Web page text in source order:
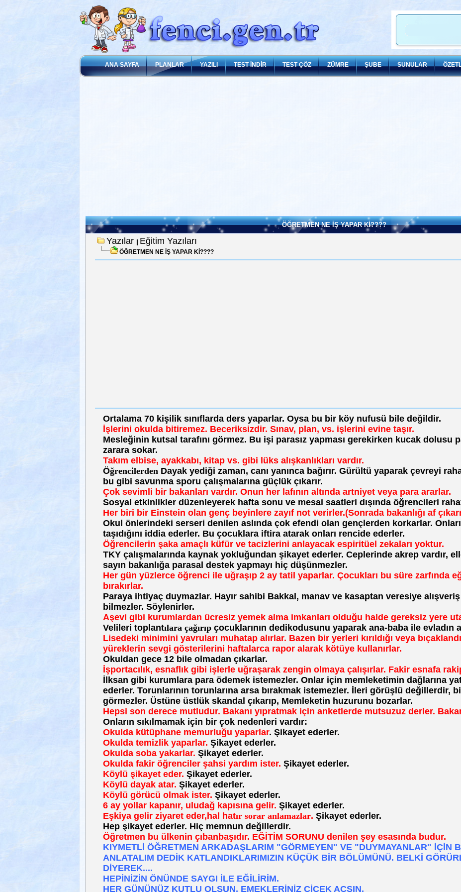
ANA SAYFA PLANLAR YAZILI TEST İNDİR TEST ÇÖZ ZÜMRE ŞUBE SUNULAR
ÖĞRETMEN NE İŞ YAPAR Kİ????
Yazılar|| Eğitim Yazıları
ÖĞRETMEN NE İŞ YAPAR Kİ????
Ortalama 70 kişilik sınıflarda ders yaparlar. Oysa bu bir köy nufusü bile değildir.
İşlerini okulda bitiremez. Beceriksizdir. Sınav, plan, vs. işlerini evine taşır.
Mesleğinin kutsal tarafını görmez. Bu işi parasız yapması gerekirken kucak dolusu
zarara sokar.
Takım elbise, ayakkabı, kitap vs. gibi lüks alışkanlıkları vardır.
Öğrencilerden Dayak yediği zaman, canı yanınca bağırır. Gürültü yaparak çevreyi
bu gibi savunma sporu çalışmalarına güçlük çıkarır.
Çok sevimli bir bakanları vardır. Onun her lafının altında artniyet veya para ararlar.
Sosyal etkinlikler düzenleyerek hafta sonu ve mesai saatleri dışında öğrencileri
Her biri bir Einstein olan genç beyinlere zayıf not verirler.(Sonrada bakanlığı af
Okul önlerindeki serseri denilen aslında çok efendi olan gençlerden korkarlar.
taşıdığını iddia ederler. Bu çocuklara iftira atarak onları rencide ederler.
Öğrencilerin şaka amaçlı küfür ve tacizlerini anlayacak espiritüel zekaları yoktur.
TKY çalışmalarında kaynak yokluğundan şikayet ederler. Ceplerinde akrep vardır,
sayın bakanlığa parasal destek yapmayı hiç düşünmezler.
Her gün yüzlerce öğrenci ile uğraşıp 2 ay tatil yaparlar. Çocukları bu süre zarfında
bırakırlar.
Paraya ihtiyaç duymazlar. Hayır sahibi Bakkal, manav ve kasaptan veresiye alışveriş
bilmezler. Söylenirler.
Aşevi gibi kurumlardan ücresiz yemek alma imkanları olduğu halde gereksiz yere
Velileri toplantılara çağırıp çocuklarının dedikodusunu yaparak ana-baba ile evladın
Lisedeki minimini yavruları muhatap alırlar. Bazen bir yerleri kırıldığı veya
yüreklerin sevgi gösterilerini haftalarca rapor alarak kötüye kullanırlar.
Okuldan gece 12 bile olmadan çıkarlar.
İşportacılık, esnaflık gibi işlerle uğraşarak zengin olmaya çalışırlar. Fakir esnafa
İlksan gibi kurumlara para ödemek istemezler. Onlar için memleketimin dağlarına
ederler. Torunlarının torunlarına arsa bırakmak istemezler. İleri görüşlü değillerdir,
görmezler. Üstüne üstlük skandal çıkarıp, Memleketin huzurunu bozarlar.
Hepsi son derece mutludur. Bakanı yıpratmak için anketlerde mutsuzuz derler.
Onların sıkılmamak için bir çok nedenleri vardır:
Okulda kütüphane memurluğu yaparlar. Şikayet ederler.
Okulda temizlik yaparlar. Şikayet ederler.
Okulda soba yakarlar. Şikayet ederler.
Okulda fakir öğrenciler şahsi yardım ister. Şikayet ederler.
Köylü şikayet eder. Şikayet ederler.
Köylü dayak atar. Şikayet ederler.
Köylü görücü olmak ister. Şikayet ederler.
6 ay yollar kapanır, uludağ kapısına gelir. Şikayet ederler.
Eşkiya gelir ziyaret eder,hal hatır sorar anlamazlar. Şikayet ederler.
Hep şikayet ederler. Hiç memnun değillerdir.
Öğretmen bu ülkenin çıbanbaşıdır. EĞİTİM SORUNU denilen şey esasında budur.
KIYMETLİ ÖĞRETMEN ARKADAŞLARIM "GÖRMEYEN" VE "DUYMAYANLAR" İÇİN
ANLATALIM DEDİK KATLANDIKLARIMIZIN KÜÇÜK BİR BÖLÜMÜNÜ. BELKİ
DİYEREK....
HEPİNİZİN ÖNÜNDE SAYGI İLE EĞİLİRİM.
HER GÜNÜNÜZ KUTLU OLSUN, EMEKLERİNİZ ÇİÇEK AÇSIN.